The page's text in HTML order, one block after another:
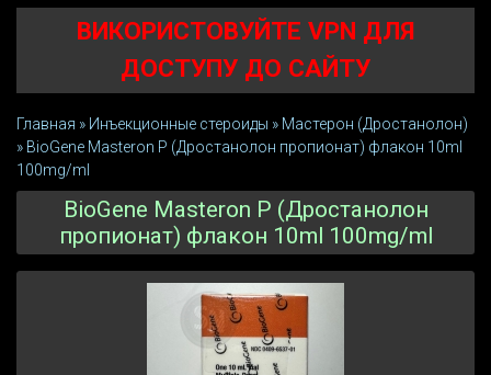
ВИКОРИСТОВУЙТЕ VPN ДЛЯ
ДОСТУПУ ДО САЙТУ
Главная » Инъeкциoнныe стерoиды » Мастерон (Дростанолон)
» BioGene Masteron P (Дростанолон пропионат) флакон 10ml
100mg/ml
BioGene Masteron P (Дростанолон
пропионат) флакон 10ml 100mg/ml